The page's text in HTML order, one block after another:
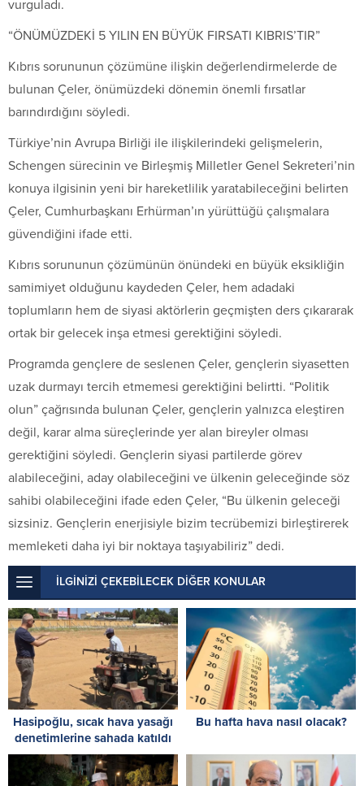
vurguladı.
“ÖNÜMÜZDEKİ 5 YILIN EN BÜYÜK FIRSATI KIBRIS’TIR”
Kıbrıs sorununun çözümüne ilişkin değerlendirmelerde de
bulunan Çeler, önümüzdeki dönemin önemli fırsatlar
barındırdığını söyledi.
Türkiye’nin Avrupa Birliği ile ilişkilerindeki gelişmelerin,
Schengen sürecinin ve Birleşmiş Milletler Genel Sekreteri’nin
konuya ilgisinin yeni bir hareketlilik yaratabileceğini belirten
Çeler, Cumhurbaşkanı Erhürman’ın yürüttüğü çalışmalara
güvendiğini ifade etti.
Kıbrıs sorununun çözümünün önündeki en büyük eksikliğin
samimiyet olduğunu kaydeden Çeler, hem adadaki
toplumların hem de siyasi aktörlerin geçmişten ders çıkararak
ortak bir gelecek inşa etmesi gerektiğini söyledi.
Programda gençlere de seslenen Çeler, gençlerin siyasetten
uzak durmayı tercih etmemesi gerektiğini belirtti. “Politik
olun” çağrısında bulunan Çeler, gençlerin yalnızca eleştiren
değil, karar alma süreçlerinde yer alan bireyler olması
gerektiğini söyledi. Gençlerin siyasi partilerde görev
alabileceğini, aday olabileceğini ve ülkenin geleceğinde söz
sahibi olabileceğini ifade eden Çeler, “Bu ülkenin geleceği
sizsiniz. Gençlerin enerjisiyle bizim tecrübemizi birleştirerek
memleketi daha iyi bir noktaya taşıyabiliriz” dedi.
İLGİNİZİ ÇEKEBİLECEK DİĞER KONULAR
Hasipoğlu, sıcak hava yasağı
denetimlerine sahada katıldı
Bu hafta hava nasıl olacak?